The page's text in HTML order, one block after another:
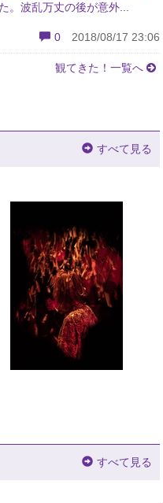
。波乱万丈の後が意外...
0 2018/08/17 23:06
観てきた！一覧へ
すべて見る
すべて見る